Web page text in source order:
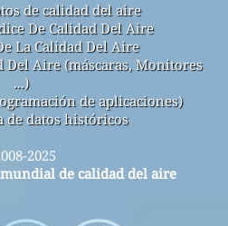
de calidad del aire
De Calidad Del Aire
La Calidad Del Aire
Del Aire (máscaras, Monitores
...)
de aplicaciones)
de datos históricos
2025
de calidad del aire